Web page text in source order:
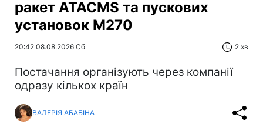
ракет ATACMS та пускових
установок M270
20:42 08.08.2026 Сб 2 хв
Постачання організують через компанії
одразу кількох країн
ВАЛЕРІЯ АБАБІНА